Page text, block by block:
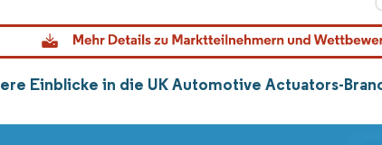
Einblicke in die UK Automotive Actuators-